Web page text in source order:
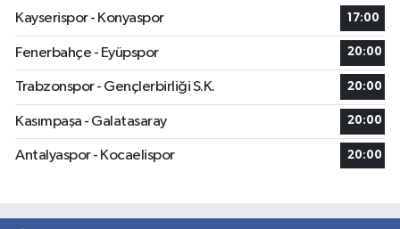
Kayserispor - Konyaspor
17:00
Fenerbahçe - Eyüpspor 20:00
Trabzonspor - Gençlerbirliği S.K. 20:00
Kasımpaşa - Galatasaray 20:00
Antalyaspor - Kocaelispor 20:00